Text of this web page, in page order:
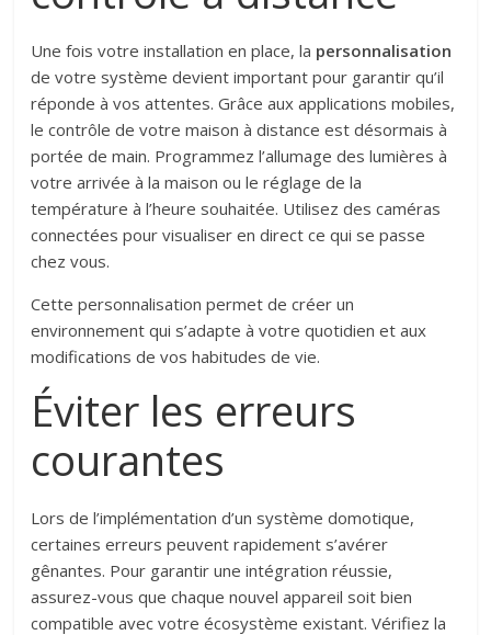
Une fois votre installation en place, la personnalisation
de votre système devient important pour garantir qu’il
réponde à vos attentes. Grâce aux applications mobiles,
le contrôle de votre maison à distance est désormais à
portée de main. Programmez l’allumage des lumières à
votre arrivée à la maison ou le réglage de la
température à l’heure souhaitée. Utilisez des caméras
connectées pour visualiser en direct ce qui se passe
chez vous.
Cette personnalisation permet de créer un
environnement qui s’adapte à votre quotidien et aux
modifications de vos habitudes de vie.
Éviter les erreurs
courantes
Lors de l’implémentation d’un système domotique,
certaines erreurs peuvent rapidement s’avérer
gênantes. Pour garantir une intégration réussie,
assurez-vous que chaque nouvel appareil soit bien
compatible avec votre écosystème existant.Vérifiez la